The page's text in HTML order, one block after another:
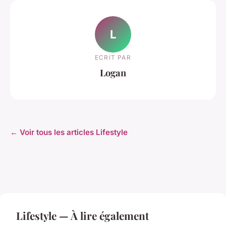
L
ECRIT PAR
Logan
← Voir tous les articles Lifestyle
Lifestyle — À lire également